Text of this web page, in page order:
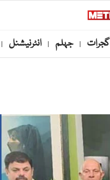
گجرات | جہلم | انٹرنیشنل |